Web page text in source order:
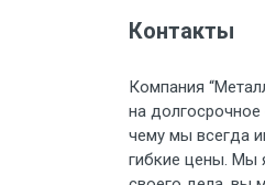
Груз
Груз
Контакты
Компания
на долгосрочное
чему мы всегда
гибкие цены. Мы